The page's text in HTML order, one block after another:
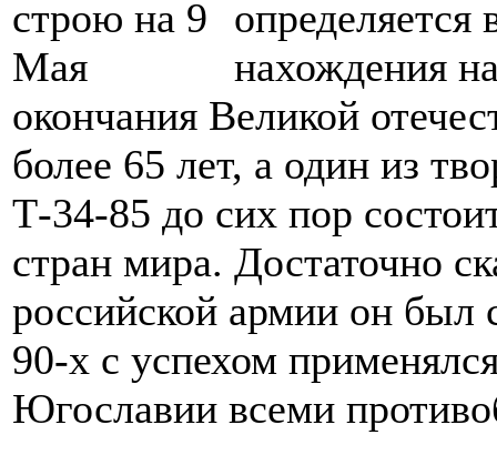
определяется
нахождения
окончания Великой
более 65 лет, а один из
Т-34-85 до сих пор
стран мира. Достаточно
российской армии он был
90-х с успехом
Югославии всеми